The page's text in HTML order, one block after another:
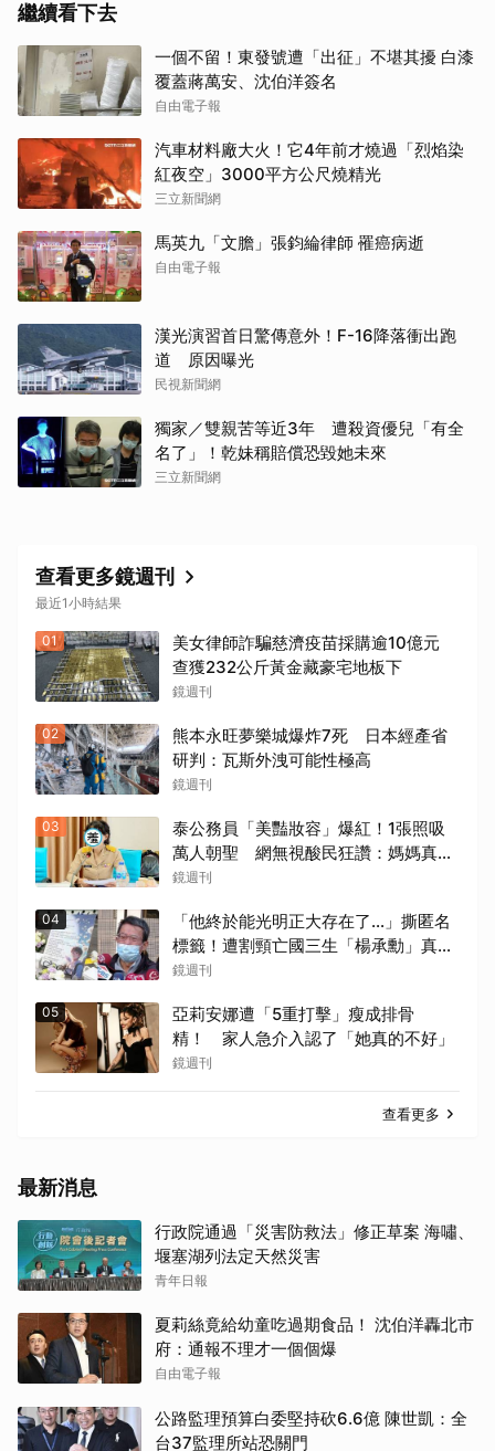
繼續看下去
一個不留！東發號遭「出征」不堪其擾 白漆
覆蓋蔣萬安、沈伯洋簽名
自由電子報
汽車材料廠大火！它4年前才燒過「烈焰染
紅夜空」3000平方公尺燒精光
三立新聞網
馬英九「文膽」張鈞綸律師 罹癌病逝
自由電子報
漢光演習首日驚傳意外！F-16降落衝出跑
道 原因曝光
民視新聞網
獨家／雙親苦等近3年 遭殺資優兒「有全
名了」！乾妹稱賠償恐毀她未來
三立新聞網
查看更多鏡週刊
最近1小時結果
01
美女律師詐騙慈濟疫苗採購逾10億元
查獲232公斤黃金藏豪宅地板下
鏡週刊
02
熊本永旺夢樂城爆炸7死 日本經產省
研判：瓦斯外洩可能性極高
鏡週刊
03
泰公務員「美豔妝容」爆紅！1張照吸
萬人朝聖 網無視酸民狂讚：媽媽真漂
亮
鏡週刊
04
「他終於能光明正大存在了...」撕匿名
標籤！遭割頸亡國三生「楊承勳」真名
解禁 乾妹法庭抗辯引眾怒
鏡週刊
05
亞莉安娜遭「5重打擊」瘦成排骨
精！ 家人急介入認了「她真的不好」
鏡週刊
查看更多
最新消息
行政院通過「災害防救法」修正草案 海嘯、
堰塞湖列法定天然災害
青年日報
夏莉絲竟給幼童吃過期食品！ 沈伯洋轟北市
府：通報不理才一個個爆
自由電子報
公路監理預算白委堅持砍6.6億 陳世凱：全
台37監理所站恐關門